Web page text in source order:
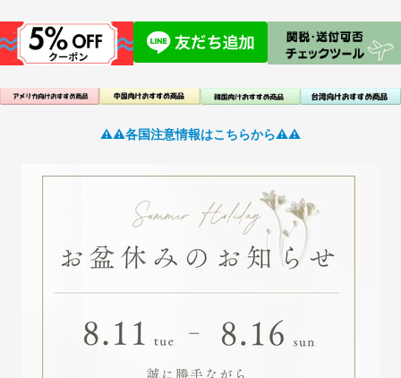
⚠️⚠️各国注意情報はこちらから⚠️⚠️